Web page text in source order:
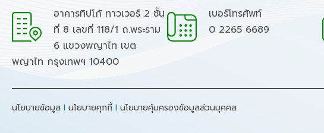
อาคารทิปโก้ ทาวเวอร์ 2 ชั้น
ที่ 8 เลขที่ 118/1 ถ.พระราม
6 แขวงพญาไท เขต
พญาไท กรุงเทพฯ 10400
เบอร์โทรศัพท์
0 2265 6689
นโยบายข้อมูล I นโยบายคุกกี้ I นโยบายคุ้มครองข้อมูลส่วนบุคคล